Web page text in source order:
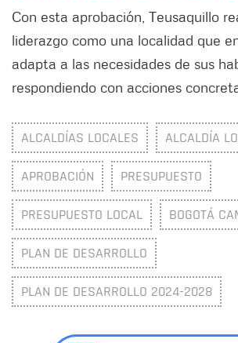
Con esta aprobación, Teusaquillo
liderazgo como una localidad que
adapta a las necesidades de sus
respondiendo con acciones
ALCALDÍAS LOCALES ALCALDÍA
APROBACIÓN PRESUPUESTO
PRESUPUESTO LOCAL BOGOTÁ
PLAN DE DESARROLLO
PLAN DE DESARROLLO 2024-2028